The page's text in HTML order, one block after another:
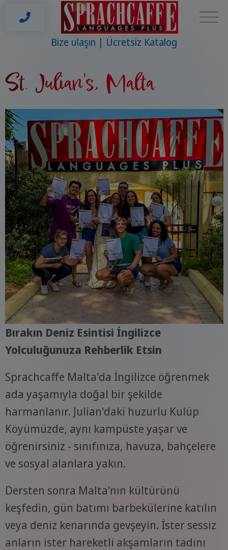
Bize ulaşın Ücretsiz Katalog
St. Julian's, Malta
Bırakın Deniz Esintisi İngilizce
Yolculuğunuza Rehberlik Etsin
Sprachcaffe Malta'da İngilizce öğrenmek
ada yaşamıyla doğal bir şekilde
harmanlanır. Julian'daki huzurlu Kulüp
Köyümüzde, aynı kampüste yaşar ve
öğrenirsiniz - sınıfınıza, havuza, bahçelere
ve sosyal alanlara yakın.
Dersten sonra Malta'nın kültürünü
keşfedin, gün batımı barbekülerine katılın
veya deniz kenarında gevşeyin. İster sessiz
anların ister hareketli akşamların tadını